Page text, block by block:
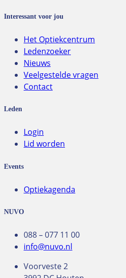
Interessant voor jou
Het Optiekcentrum
Ledenzoeker
Nieuws
Veelgestelde vragen
Contact
Leden
Login
Lid worden
Events
Optiekagenda
NUVO
088 – 077 11 00
info@nuvo.nl
Voorveste 2